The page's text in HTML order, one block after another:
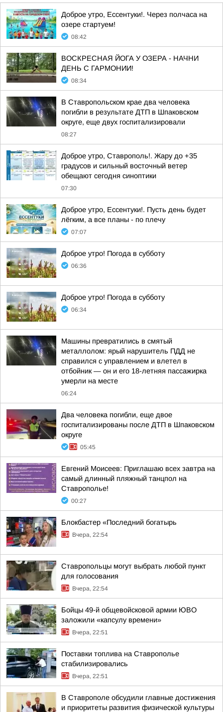
Доброе утро, Ессентуки!. Через полчаса на
озере стартуем!
08:42
ВОСКРЕСНАЯ ЙОГА У ОЗЕРА - НАЧНИ
ДЕНЬ С ГАРМОНИИ!
08:34
В Ставропольском крае два человека
погибли в результате ДТП в Шпаковском
округе, еще двух госпитализировали
08:27
Доброе утро, Ставрополь!. Жару до +35
градусов и сильный восточный ветер
обещают сегодня синоптики
07:30
Доброе утро, Ессентуки!. Пусть день будет
лёгким, а все планы - по плечу
07:07
Доброе утро! Погода в субботу
06:36
Доброе утро! Погода в субботу
06:34
Машины превратились в смятый
металлолом: ярый нарушитель ПДД не
справился с управлением и влетел в
отбойник — он и его 18-летняя пассажирка
умерли на месте
06:24
Два человека погибли, еще двое
госпитализированы после ДТП в Шпаковском
округе
05:45
Евгений Моисеев: Приглашаю всех завтра на
самый длинный пляжный танцпол на
Ставрополье!
00:27
Блокбастер «Последний богатырь
Вчера, 22:54
Ставропольцы могут выбрать любой пункт
для голосования
Вчера, 22:54
Бойцы 49-й общевойсковой армии ЮВО
заложили «капсулу времени»
Вчера, 22:51
Поставки топлива на Ставрополье
стабилизировались
Вчера, 22:51
В Ставрополе обсудили главные достижения
и приоритеты развития физической культуры